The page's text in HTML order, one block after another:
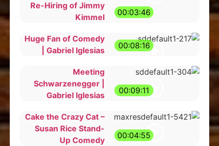
00:03:46
Re-Hiring of Jimmy
Kimmel
00:08:16
Huge Fan of Comedy
| Gabriel Iglesias
00:09:11
Meeting
Schwarzenegger |
Gabriel Iglesias
00:04:55
Cake the Crazy Cat –
Susan Rice Stand-
Up Comedy